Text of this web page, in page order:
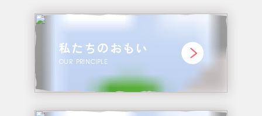
私たちのおもい
OUR PRINCIPLE